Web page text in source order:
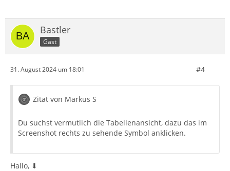
Bastler
Gast
31. August 2024 um 18:01 #4
Zitat von Markus S
Du suchst vermutlich die Tabellenansicht, dazu das im
Screenshot rechts zu sehende Symbol anklicken.
Hallo, ⬇